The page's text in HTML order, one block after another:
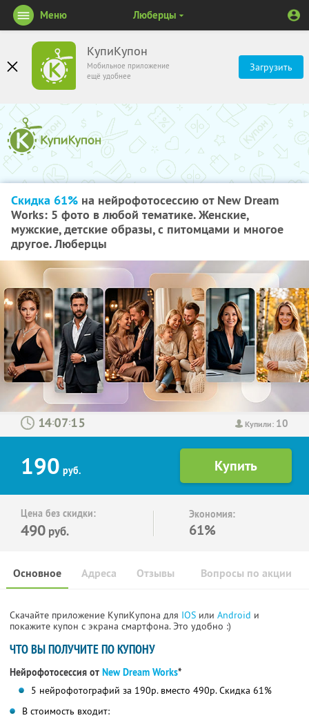
КупиКупон
Мобильное приложение
ещё удобнее
Загрузить
Меню Люберцы
Скидка 61% на нейрофотосессию от New Dream
Works: 5 фото в любой тематике. Женские,
мужские, детские образы, с питомцами и многое
другое. Люберцы
Купили: 10
: :
190 руб.
Цена без скидки:
490 руб.
Экономия:
61%
Основное Отзывы Вопросы по акции
Адреса
Скачайте приложение КупиКупона для IOS или Android и
покажите купон с экрана смартфона. Это удобно :)
ЧТО ВЫ ПОЛУЧИТЕ ПО КУПОНУ
Нейрофотосессия от New Dream Works*
5 нейрофотографий за 190р. вместо 490р. Скидка 61%
В стоимость входит: